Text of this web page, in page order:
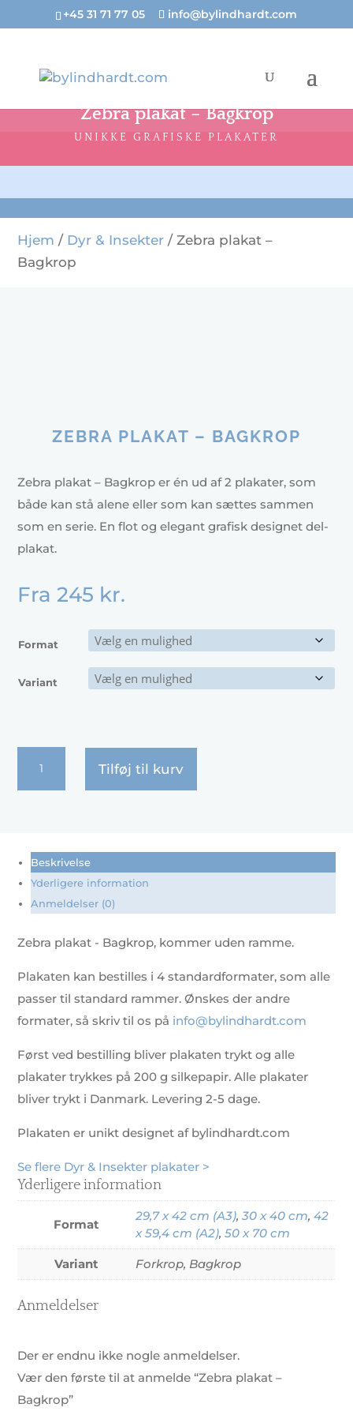
+45 31 71 77 05 info@bylindhardt.com
Zebra plakat – Bagkrop
UNIKKE GRAFISKE PLAKATER
Hjem / Dyr & Insekter / Zebra plakat –
Bagkrop
ZEBRA PLAKAT – BAGKROP
Zebra plakat – Bagkrop er én ud af 2 plakater, som
både kan stå alene eller som kan sættes sammen
som en serie. En flot og elegant grafisk designet del-
plakat.
Fra245 kr.
Format
Variant
Tilføj til kurv
Beskrivelse
Yderligere information
Anmeldelser (0)
Zebra plakat - Bagkrop, kommer uden ramme.
Plakaten kan bestilles i 4 standardformater, som alle
passer til standard rammer. Ønskes der andre
formater, så skriv til os på info@bylindhardt.com
Først ved bestilling bliver plakaten trykt og alle
plakater trykkes på 200 g silkepapir. Alle plakater
bliver trykt i Danmark. Levering 2-5 dage.
Plakaten er unikt designet af bylindhardt.com
Se flere Dyr & Insekter plakater >
Yderligere information
Format
29,7 x 42 cm (A3),30 x 40 cm,42
x 59,4 cm (A2),50 x 70 cm
Variant Forkrop, Bagkrop
Anmeldelser
Der er endnu ikke nogle anmeldelser.
Vær den første til at anmelde “Zebra plakat –
Bagkrop”